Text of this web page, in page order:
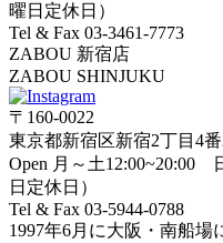
曜日定休日）
Tel & Fax 03-3461-7773
ZABOU 新宿店
ZABOU SHINJUKU
〒160-0022
東京都新宿区新宿2丁目4
Open 月～土12:00~20:00
日定休日）
Tel & Fax 03-5944-0788
1997年6月に大阪・南船